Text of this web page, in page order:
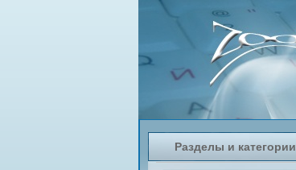
Разделы и категории